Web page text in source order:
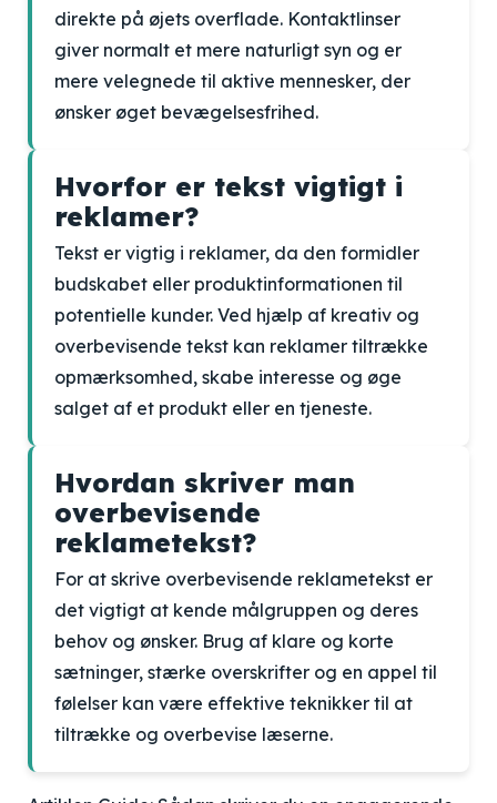
direkte på øjets overflade. Kontaktlinser
giver normalt et mere naturligt syn og er
mere velegnede til aktive mennesker, der
ønsker øget bevægelsesfrihed.
Hvorfor er tekst vigtigt i
reklamer?
Tekst er vigtig i reklamer, da den formidler
budskabet eller produktinformationen til
potentielle kunder. Ved hjælp af kreativ og
overbevisende tekst kan reklamer tiltrække
opmærksomhed, skabe interesse og øge
salget af et produkt eller en tjeneste.
Hvordan skriver man
overbevisende
reklametekst?
For at skrive overbevisende reklametekst er
det vigtigt at kende målgruppen og deres
behov og ønsker. Brug af klare og korte
sætninger, stærke overskrifter og en appel til
følelser kan være effektive teknikker til at
tiltrække og overbevise læserne.